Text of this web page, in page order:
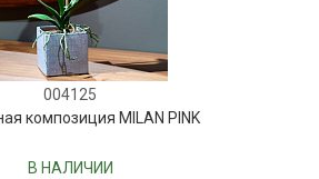
004125
композиция MILAN PINK
В НАЛИЧИИ